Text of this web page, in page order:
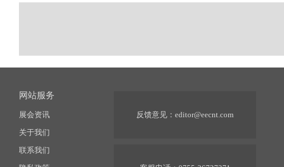
网站服务
展会资讯
关于我们
联系我们
反馈意见： editor@eecnt.com